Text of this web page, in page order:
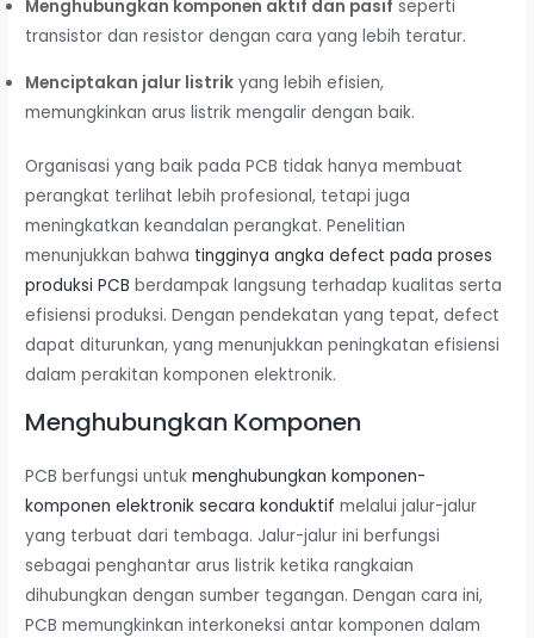
Menghubungkan komponen aktif dan pasif seperti
transistor dan resistor dengan cara yang lebih teratur.
Menciptakan jalur listrik yang lebih efisien,
memungkinkan arus listrik mengalir dengan baik.
Organisasi yang baik pada PCB tidak hanya membuat
perangkat terlihat lebih profesional, tetapi juga
meningkatkan keandalan perangkat. Penelitian
menunjukkan bahwa tingginya angka defect pada proses
produksi PCB berdampak langsung terhadap kualitas serta
efisiensi produksi. Dengan pendekatan yang tepat, defect
dapat diturunkan, yang menunjukkan peningkatan efisiensi
dalam perakitan komponen elektronik.
Menghubungkan Komponen
PCB berfungsi untukmenghubungkan komponen-
komponen elektronik secara konduktif melalui jalur-jalur
yang terbuat dari tembaga. Jalur-jalur ini berfungsi
sebagai penghantar arus listrik ketika rangkaian
dihubungkan dengan sumber tegangan. Dengan cara ini,
PCB memungkinkan interkoneksi antar komponen dalam